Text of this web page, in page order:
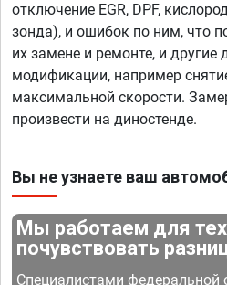
отключение EGR, DPF,
зонда), и ошибок по ним, что
их замене и ремонте, и другие
модификации, например
максимальной скорости.
произвести на диностенде.
Вы не узнаете ваш
Мы работаем для
почувствовать
Специалистами федеральной